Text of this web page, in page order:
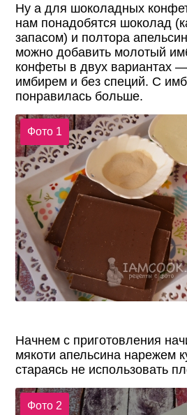
Ну а для шоколадных
нам понадобятся шоколад
запасом) и полтора
можно добавить молотый
конфеты в двух вариантах
имбирем и без специй. С
понравилась больше.
Фото 1
Начнем с приготовления
мякоти апельсина нарежем
стараясь не использовать
Фото 2